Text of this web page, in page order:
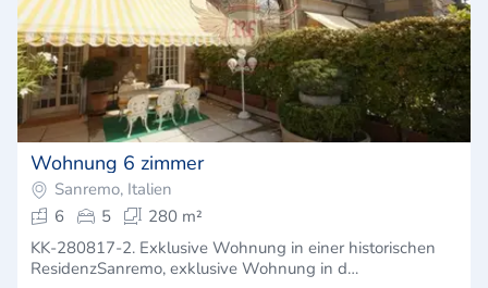
Wohnung 6 zimmer
Sanremo, Italien
6
5
280 m²
KK-280817-2. Exklusive Wohnung in einer historischen
ResidenzSanremo, exklusive Wohnung in d…